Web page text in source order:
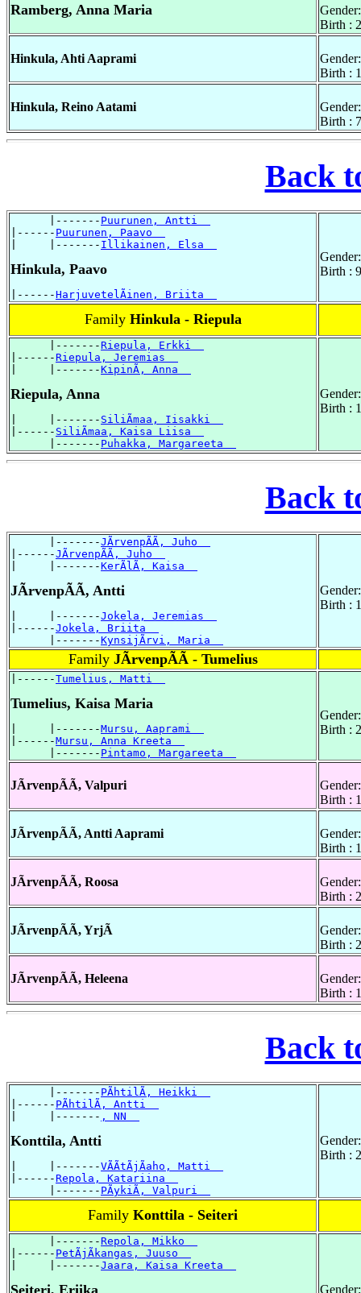
Ramberg, Anna Maria
Birth :
Hinkula, Ahti Aaprami
Birth :
Hinkula, Reino Aatami
Birth :
Back
      |-------
Puurunen, Antti
|------ Puurunen, Paavo
|     |------- Illikainen, Elsa
Hinkula, Paavo
|------HarjuvetelÃinen, Briita
Birth :
Family Hinkula - Riepula
      |-------
Riepula, Erkki
|------Riepula, Jeremias
|     |-------KipinÃ, Anna
Riepula, Anna
|     |------- SiliÃmaa, Iisakki
|------ SiliÃmaa, Kaisa Liisa
      |-------
Puhakka, Margareeta
Birth :
Back
      |-------
JÃrvenpÃÃ, Juho
|------JÃrvenpÃÃ, Juho
|     |-------KerÃlÃ, Kaisa
JÃrvenpÃÃ, Antti
|     |-------Jokela, Jeremias
|------Jokela, Briita
      |-------
KynsijÃrvi, Maria
Birth :
Family JÃrvenpÃÃ - Tumelius
|------Tumelius, Matti
Tumelius, Kaisa Maria
|     |-------Mursu, Aaprami
|------Mursu, Anna Kreeta
      |-------
Pintamo, Margareeta
Birth :
JÃrvenpÃÃ, Valpuri
Birth :
JÃrvenpÃÃ, Antti Aaprami
Birth :
JÃrvenpÃÃ, Roosa
Birth :
JÃrvenpÃÃ, YrjÃ
Birth :
JÃrvenpÃÃ, Heleena
Birth :
Back
      |-------
PÃhtilÃ, Heikki
|------ PÃhtilÃ, Antti
|     |------- , NN
Konttila, Antti
|     |-------VÃÃtÃjÃaho, Matti
|------Repola, Katariina
      |-------
PÃykiÃ, Valpuri
Birth :
Family Konttila - Seiteri
      |-------
Repola, Mikko
|------ PetÃjÃkangas, Juuso
|     |-------Jaara, Kaisa Kreeta
Seiteri, Eriika